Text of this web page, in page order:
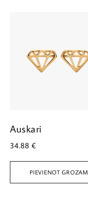
PIEVIENOT GROZAM
Auskari
34.88 €